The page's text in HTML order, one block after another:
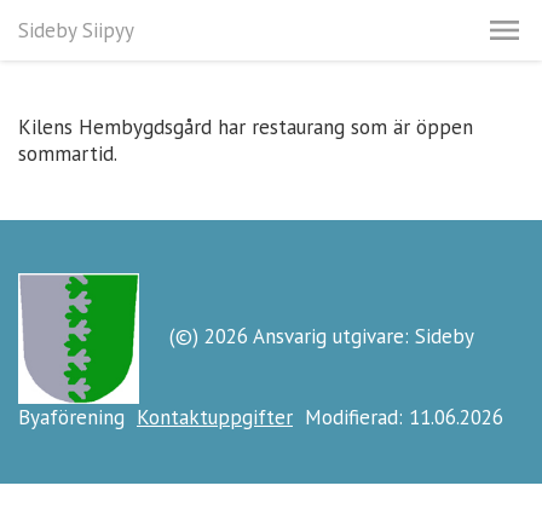
Sideby Siipyy
Kilens Hembygdsgård har restaurang som är öppen
sommartid.
(©) 2026 Ansvarig utgivare: Sideby
Byaförening Kontaktuppgifter Modifierad: 11.06.2026